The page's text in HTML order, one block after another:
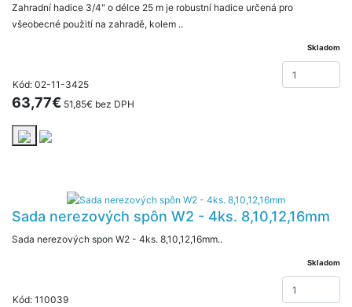
Zahradní hadice 3/4" o délce 25 m je robustní hadice určená pro
všeobecné použití na zahradě, kolem ..
Kód: 02-11-3425
Skladom
63,77€ 51,85€ bez DPH
Sada nerezových spôn W2 - 4ks. 8,10,12,16mm
Sada nerezových spon W2 - 4ks. 8,10,12,16mm..
Kód: 110039
Skladom